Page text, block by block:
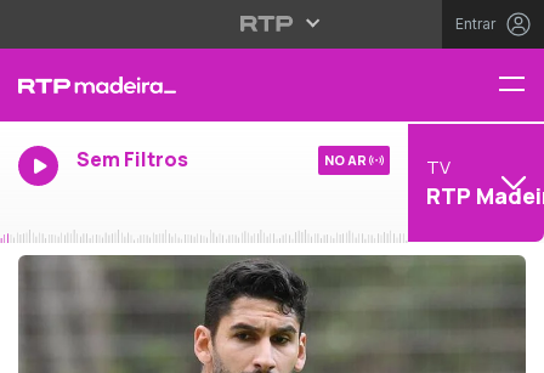
Entrar
Sem Filtros NO AR TV
RTP